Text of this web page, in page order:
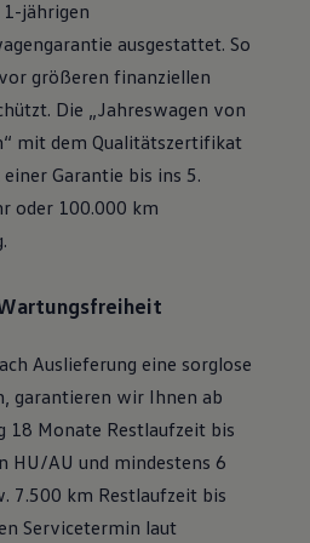
Flüssigkeiten
Unfallhilfe
Teile
Zubehör
Pflege
und Elektronik
Ladekabel
Ihr Modell finden
Apps, Login und Shop
Software, Karten und Radio
Kundenbetreuung
Kontrollleuchten
jährigen
ausgestattet. So
größeren finanziellen
Die „Jahreswagen von
“ mit dem Qualitätszertifikat
Garantie bis ins 5.
oder 100.000 km
Auslieferung eine sorglose
garantieren wir Ihnen ab
18 Monate Restlaufzeit bis
HU/AU und mindestens 6
7.500 km Restlaufzeit bis
Servicetermin laut